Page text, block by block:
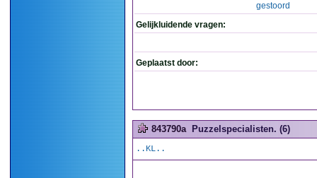
gestoord
Gelijkluidende vragen:
Geplaatst door:
843790a Puzzelspecialisten. (6)
..KL..